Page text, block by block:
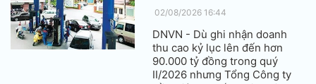
02/08/2026 16:44
DNVN - Dù ghi nhận doanh
thu cao kỷ lục lên đến hơn
90.000 tỷ đồng trong quý
II/2026 nhưng Tổng Công ty